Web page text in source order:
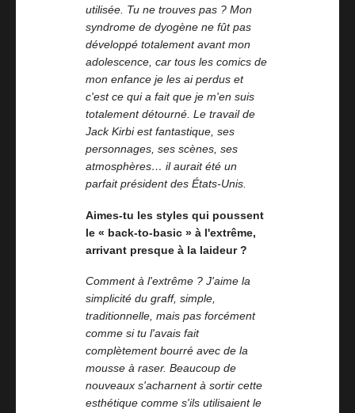
utilisée. Tu ne trouves pas ? Mon
syndrome de dyogène ne fût pas
développé totalement avant mon
adolescence, car tous les comics de
mon enfance je les ai perdus et
c'est ce qui a fait que je m'en suis
totalement détourné. Le travail de
Jack Kirbi est fantastique, ses
personnages, ses scènes, ses
atmosphères… il aurait été un
parfait président des États-Unis.
Aimes-tu les styles qui poussent
le « back-to-basic » à l'extrême,
arrivant presque à la laideur ?
Comment à l'extrême ? J'aime la
simplicité du graff, simple,
traditionnelle, mais pas forcément
comme si tu l'avais fait
complètement bourré avec de la
mousse à raser. Beaucoup de
nouveaux s'acharnent à sortir cette
esthétique comme s'ils utilisaient le